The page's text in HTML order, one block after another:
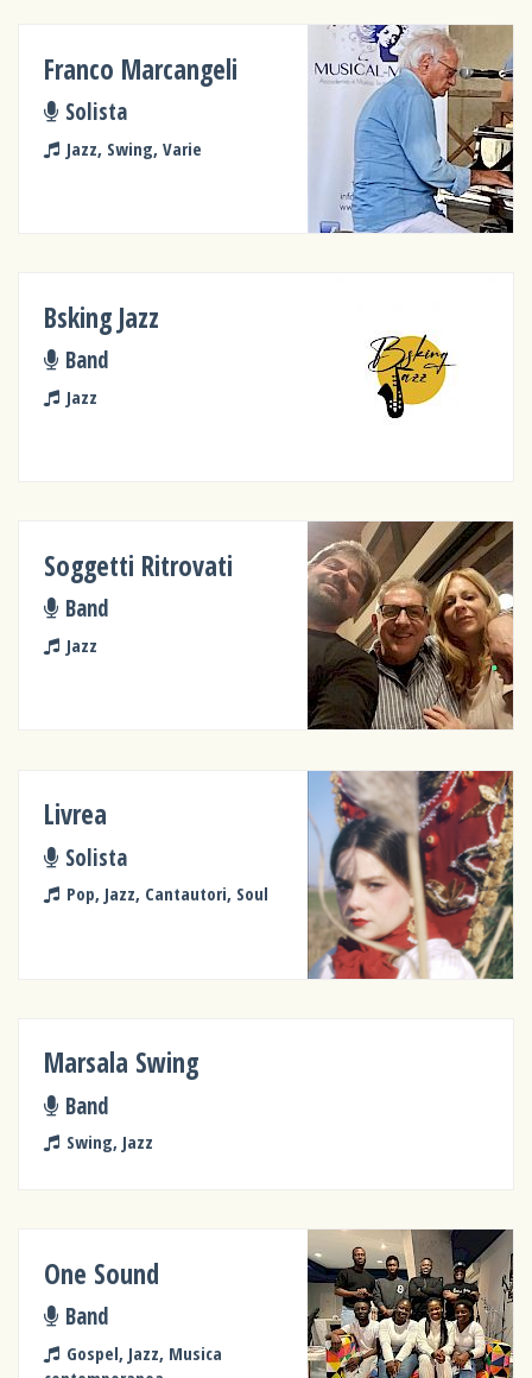
Franco Marcangeli
Solista
Jazz, Swing, Varie
Bsking Jazz
Band
Jazz
Soggetti Ritrovati
Band
Jazz
Livrea
Solista
Pop, Jazz, Cantautori, Soul
Marsala Swing
Band
Swing, Jazz
One Sound
Band
Gospel, Jazz, Musica